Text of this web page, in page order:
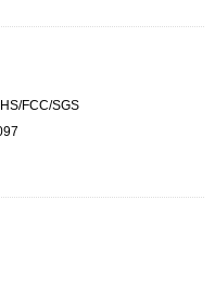
FCC/SGS